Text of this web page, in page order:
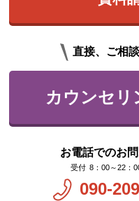
直接、ご相
カウンセリ
お電話でのお
8：00～22：
090-